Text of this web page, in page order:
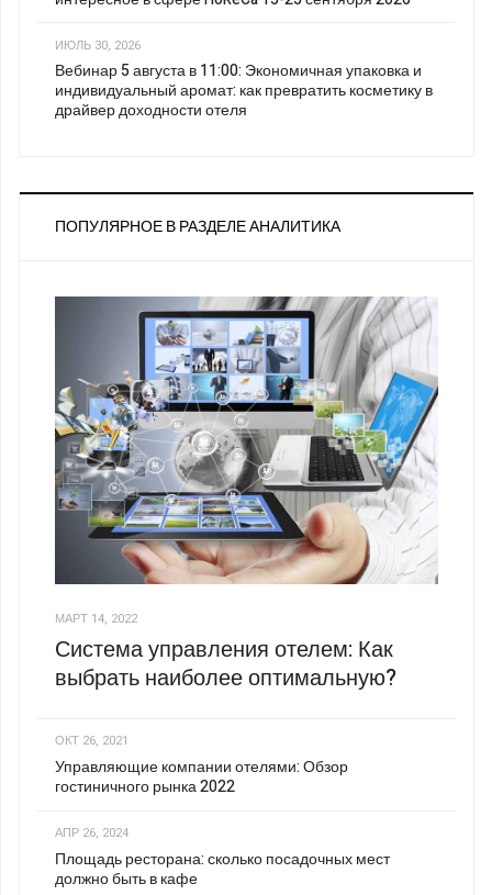
ИЮЛЬ 30, 2026
Вебинар 5 августа в 11:00: Экономичная упаковка и
индивидуальный аромат: как превратить косметику в
драйвер доходности отеля
ПОПУЛЯРНОЕ В РАЗДЕЛЕ АНАЛИТИКА
МАРТ 14, 2022
Система управления отелем: Как
выбрать наиболее оптимальную?
ОКТ 26, 2021
Управляющие компании отелями: Обзор
гостиничного рынка 2022
АПР 26, 2024
Площадь ресторана: сколько посадочных мест
должно быть в кафе